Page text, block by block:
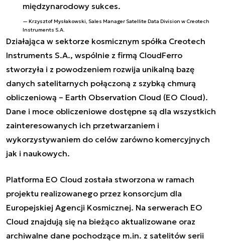
międzynarodowy sukces.
Krzysztof Mysłakowski, Sales Manager Satellite Data Division w Creotech
Instruments S.A.
Działająca w sektorze kosmicznym spółka Creotech
Instruments S.A., wspólnie z firmą CloudFerro
stworzyła i z powodzeniem rozwija unikalną bazę
danych satelitarnych połączoną z szybką chmurą
obliczeniową – Earth Observation Cloud (EO Cloud).
Dane i moce obliczeniowe dostępne są dla wszystkich
zainteresowanych ich przetwarzaniem i
wykorzystywaniem do celów zarówno komercyjnych
jak i naukowych.
Platforma EO Cloud została stworzona w ramach
projektu realizowanego przez konsorcjum dla
Europejskiej Agencji Kosmicznej. Na serwerach EO
Cloud znajdują się na bieżąco aktualizowane oraz
archiwalne dane pochodzące m.in. z satelitów serii